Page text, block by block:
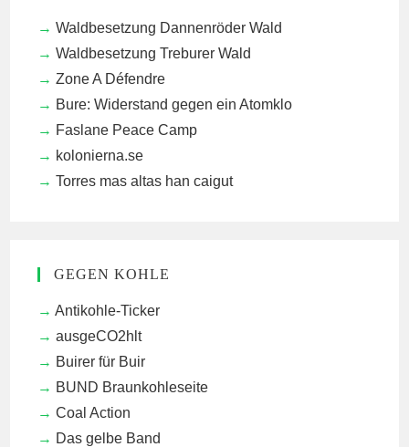
Waldbesetzung Dannenröder Wald
Waldbesetzung Treburer Wald
Zone A Défendre
Bure: Widerstand gegen ein Atomklo
Faslane Peace Camp
kolonierna.se
Torres mas altas han caigut
GEGEN KOHLE
Antikohle-Ticker
ausgeCO2hlt
Buirer für Buir
BUND Braunkohleseite
Coal Action
Das gelbe Band